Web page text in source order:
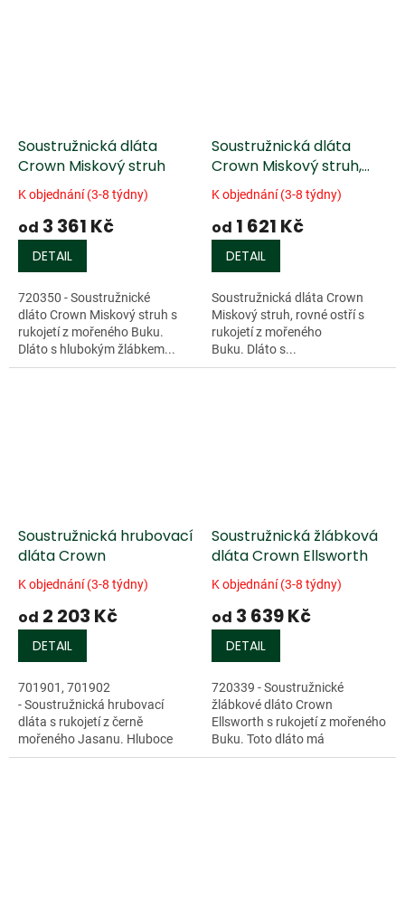
Soustružnická dláta
Crown Miskový struh
K objednání (3-8 týdny)
od 3 361 Kč
DETAIL
720350 - Soustružnické
dláto Crown Miskový struh s
rukojetí z mořeného Buku.
Dláto s hlubokým žlábkem...
Soustružnická dláta
Crown Miskový struh,
rovné ostří
K objednání (3-8 týdny)
od 1 621 Kč
DETAIL
Soustružnická dláta Crown
Miskový struh, rovné ostří s
rukojetí z mořeného
Buku. Dláto s...
Soustružnická hrubovací
dláta Crown
K objednání (3-8 týdny)
od 2 203 Kč
DETAIL
701901, 701902
- Soustružnická hrubovací
dláta s rukojetí z černě
mořeného Jasanu. Hluboce
kovaná čepel, rovné...
Soustružnická žlábková
dláta Crown Ellsworth
K objednání (3-8 týdny)
od 3 639 Kč
DETAIL
720339 - Soustružnické
žlábkové dláto Crown
Ellsworth s rukojetí z mořeného
Buku. Toto dláto má
univerzální...